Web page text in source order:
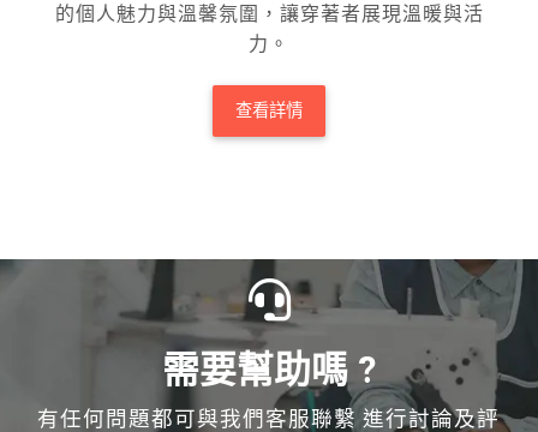
的個人魅力與溫馨氛圍，讓穿著者展現溫暖與活
力。
查看詳情
需要幫助嗎 ?
有任何問題都可與我們客服聯繫 進行討論及評